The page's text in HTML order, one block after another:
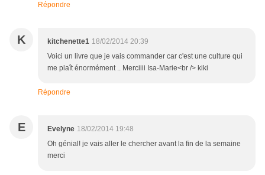
Répondre
K kitchenette1 18/02/2014 20:39
Voici un livre que je vais commander car c'est une culture qui
me plaît énormément .. Merciiii Isa-Marie<br /> kiki
Répondre
E Evelyne 18/02/2014 19:48
Oh génial! je vais aller le chercher avant la fin de la semaine
merci